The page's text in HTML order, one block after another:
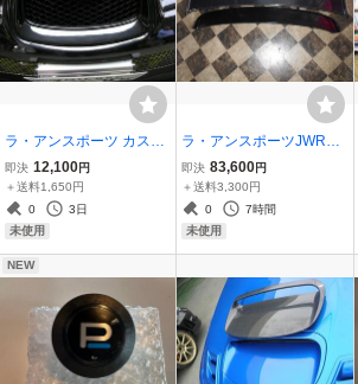
ラ・アンスポーツ カスタ
ムピンクオーナメント エ
ンブレム フロントのみ ス
バル インプレッサ GD タ
カの目 F・G型用 セダン
即決 12,100円
＋送料1,650円
0
3日
未使用
ラ・アンスポーツJWRC
CUSTOM EURO RACE
R'S ZC/ZD72S型用 リヤ
ウイング タイプ4 カーボ
ン製
即決 83,600円
＋送料3,300円
0
7時間
未使用
NEW